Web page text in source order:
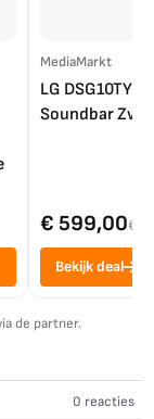
MediaMarkt
LG DSG10TY
Soundbar
€ 599,00€
Bekijk deal
de partner.
0 reacties